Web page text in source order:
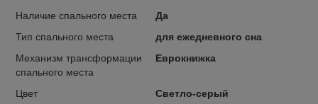
Наличие спального места
Да
Тип спального места
для ежедневного сна
Механизм трансформации
спального места
Еврокнижка
Цвет
Светло-серый